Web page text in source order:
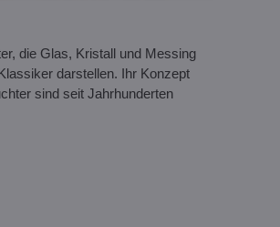
die Glas, Kristall und Messing
darstellen. Ihr Konzept
sind seit Jahrhunderten